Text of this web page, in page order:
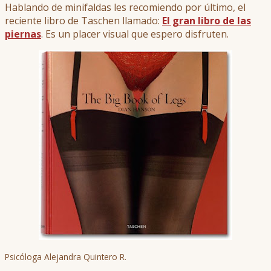
Hablando de minifaldas les recomiendo por último, el
reciente libro de Taschen llamado: El gran libro de las
piernas. Es un placer visual que espero disfruten.
Psicóloga Alejandra Quintero R.